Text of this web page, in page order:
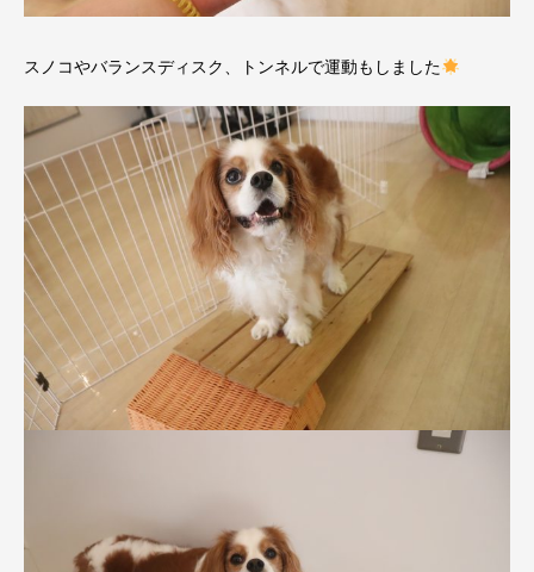
スノコやバランスディスク、トンネルで運動もしました